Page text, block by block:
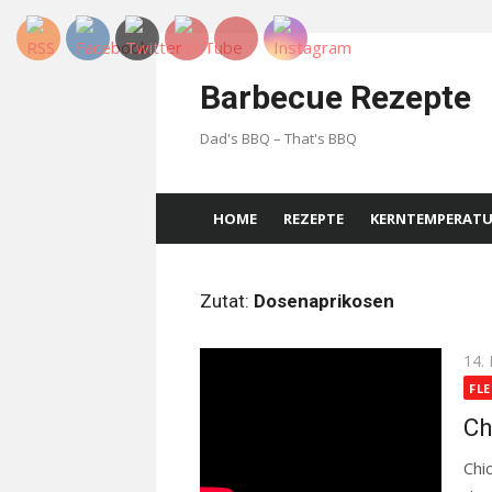
Skip
Barbecue Rezepte
Dad's BBQ – That's BBQ
HOME REZEPTE
Zutat: Dosenaprikosen
on
14.